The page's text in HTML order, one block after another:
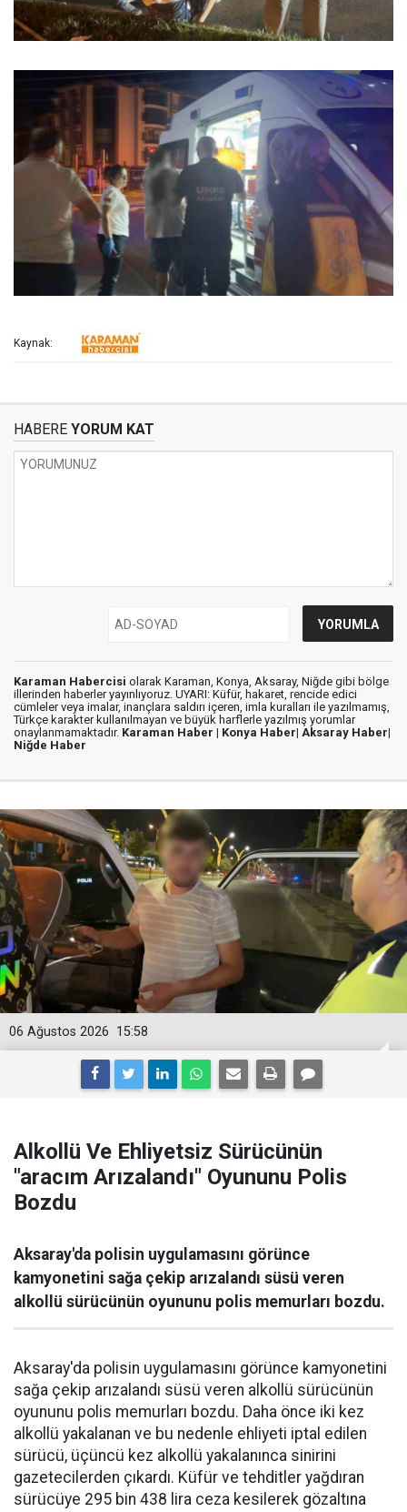
Kaynak:
HABERE YORUM KAT
Karaman Habercisi olarak Karaman, Konya, Aksaray, Niğde gibi bölge
illerinden haberler yayınlıyoruz. UYARI: Küfür, hakaret, rencide edici
cümleler veya imalar, inançlara saldırı içeren, imla kuralları ile yazılmamış,
Türkçe karakter kullanılmayan ve büyük harflerle yazılmış yorumlar
onaylanmamaktadır. Karaman Haber | Konya Haber| Aksaray Haber|
Niğde Haber
15:58
06 Ağustos 2026
Alkollü Ve Ehliyetsiz Sürücünün
"aracım Arızalandı" Oyununu Polis
Bozdu
Aksaray'da polisin uygulamasını görünce
kamyonetini sağa çekip arızalandı süsü veren
alkollü sürücünün oyununu polis memurları bozdu.
Aksaray'da polisin uygulamasını görünce kamyonetini
sağa çekip arızalandı süsü veren alkollü sürücünün
oyununu polis memurları bozdu. Daha önce iki kez
alkollü yakalanan ve bu nedenle ehliyeti iptal edilen
sürücü, üçüncü kez alkollü yakalanınca sinirini
gazetecilerden çıkardı. Küfür ve tehditler yağdıran
sürücüye 295 bin 438 lira ceza kesilerek gözaltına